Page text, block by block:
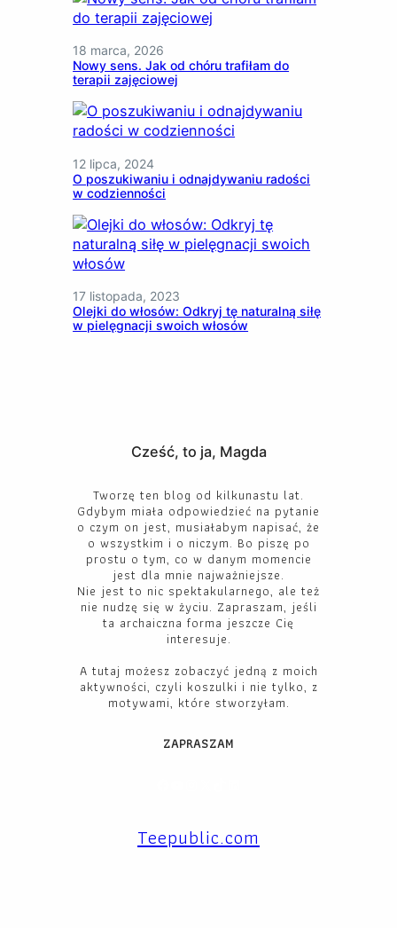
18 marca, 2026
Nowy sens. Jak od chóru trafiłam do
terapii zajęciowej
12 lipca, 2024
O poszukiwaniu i odnajdywaniu radości
w codzienności
17 listopada, 2023
Olejki do włosów: Odkryj tę naturalną siłę
w pielęgnacji swoich włosów
Cześć, to ja, Magda
Tworzę ten blog od kilkunastu lat.
Gdybym miała odpowiedzieć na pytanie
o czym on jest, musiałabym napisać, że
o wszystkim i o niczym. Bo piszę po
prostu o tym, co w danym momencie
jest dla mnie najważniejsze.
Nie jest to nic spektakularnego, ale też
nie nudzę się w życiu. Zapraszam, jeśli
ta archaiczna forma jeszcze Cię
interesuje.
A tutaj możesz zobaczyć jedną z moich
aktywności, czyli koszulki i nie tylko, z
motywami, które stworzyłam.
ZAPRASZAM
Teepublic.com